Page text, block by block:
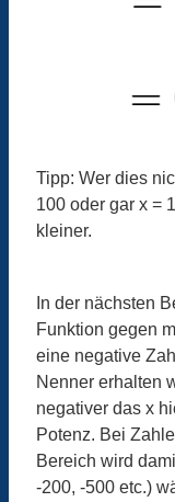
Tipp: Wer dies
100 oder gar x =
kleiner.
In der nächsten
Funktion gegen
eine negative
Nenner erhalten
negativer das x
Potenz. Bei
Bereich wird
-200, -500 etc.)